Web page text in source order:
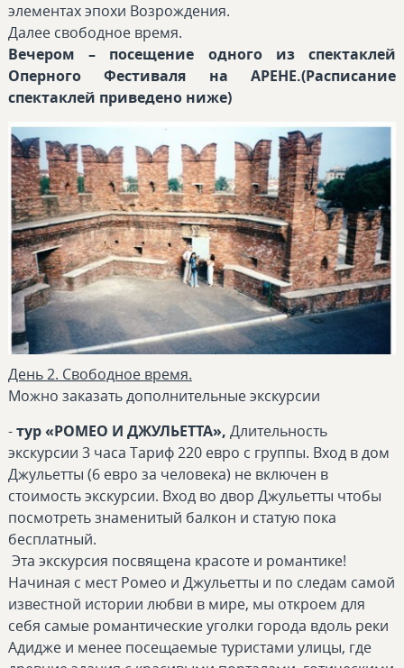
элементах эпохи Возрождения.
Далее свободное время.
Вечером – посещение одного из спектаклей
Оперного Фестиваля на АРЕНЕ.(Расписание
спектаклей приведено ниже)
День 2. Свободное время.
Можно заказать дополнительные экскурсии
-тур «РОМЕО И ДЖУЛЬЕТТА», Длительность
экскурсии 3 часа Тариф 220 евро с группы. Вход в дом
Джульетты (6 евро за человека) не включен в
стоимость экскурсии. Вход во двор Джульетты чтобы
посмотреть знаменитый балкон и статую пока
бесплатный.
Эта экскурсия посвящена красоте и романтике!
Начиная с мест Ромео и Джульетты и по следам самой
известной истории любви в мире, мы откроем для
себя самые романтические уголки города вдоль реки
Адидже и менее посещаемые туристами улицы, где